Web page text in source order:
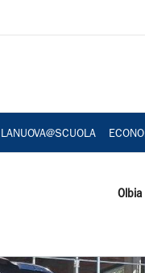
LANUOVA@SCUOLA
Olbia